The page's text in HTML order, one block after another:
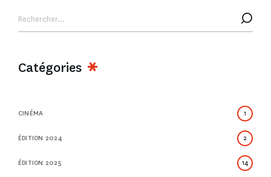
Catégories
CINÉMA 1
ÉDITION 2024 2
ÉDITION 2025 14